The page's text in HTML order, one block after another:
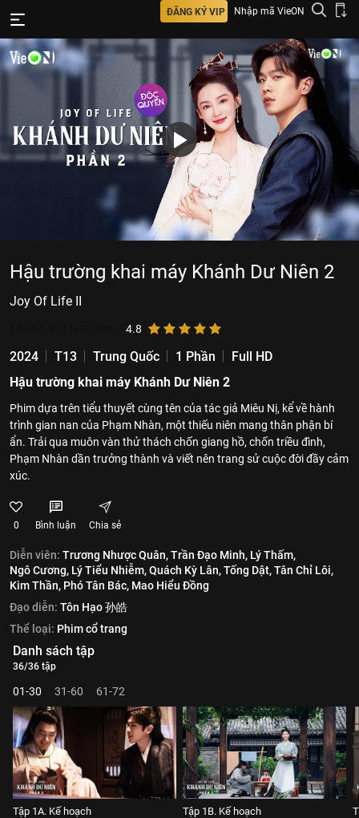
ĐĂNG KÝ VIP Nhập mã VieON
Hậu trường khai máy Khánh Dư Niên 2
Joy Of Life II
4.8
2024 T13 Trung Quốc 1 Phần
Full HD
Hậu trường khai máy Khánh Dư Niên 2
Phim dựa trên tiểu thuyết cùng tên của tác giả Miêu Nị, kể về hành
trình gian nan của Phạm Nhàn, một thiếu niên mang thân phận bí
ẩn. Trải qua muôn vàn thử thách chốn giang hồ, chốn triều đình,
Phạm Nhàn dần trưởng thành và viết nên trang sử cuộc đời đầy cảm
xúc.
0 Bình luận Chia sẻ
Diễn viên: Trương Nhược Quân,Trần Đạo Minh, Lý Thấm,
Ngô Cương, Lý Tiểu Nhiễm,Quách Kỳ Lân,Tống Dật,Tân Chỉ Lôi,
Kim Thần, Phó Tân Bác, Mao Hiểu Đồng
Đạo diễn: Tôn Hạo 孙皓
Thể loại: Phim cổ trang
Danh sách tập
36/36 tập
01-30 31-60 61-72
Tập 1A. Kế hoạch Tập 1B. Kế hoạch